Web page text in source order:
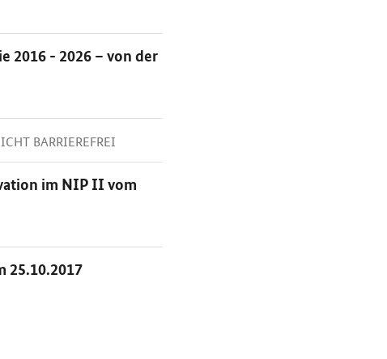
2016 - 2026 – von der
BARRIEREFREI
im NIP II vom